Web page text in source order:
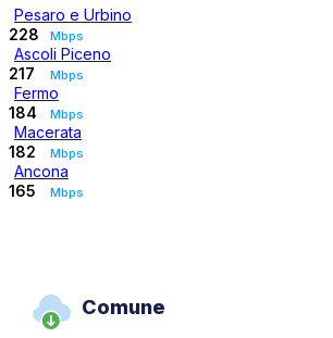
Pesaro e Urbino
228
Mbps
Ascoli Piceno
217
Mbps
Fermo
184
Mbps
Macerata
182
Mbps
Ancona
165
Mbps
Comune